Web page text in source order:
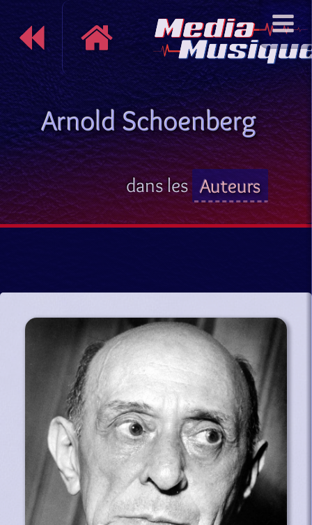
Arnold Schoenberg
dans les Auteurs